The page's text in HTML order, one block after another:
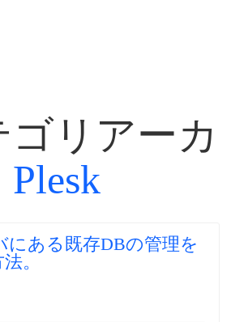
ゴリアーカ
Plesk
にある既存DBの管理を
。